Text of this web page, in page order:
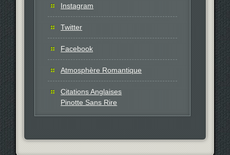
Instagram
Twitter
Facebook
Atmosphère Romantique
Citations Anglaises
Pinotte Sans Rire